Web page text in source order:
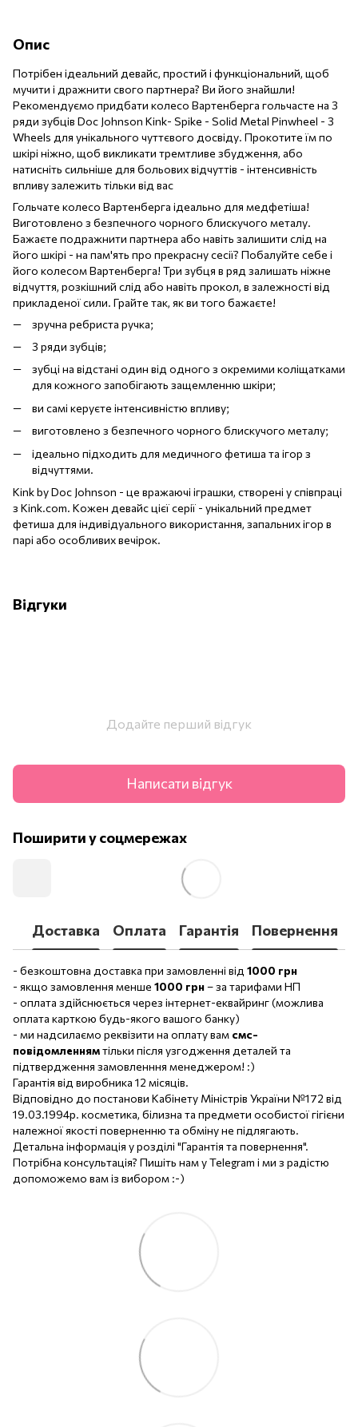
Опис
Потрібен ідеальний девайс, простий і функціональний, щоб
мучити і дражнити свого партнера? Ви його знайшли!
Рекомендуємо придбати колесо Вартенберга гольчасте на 3
ряди зубців Doc Johnson Kink- Spike - Solid Metal Pinwheel - 3
Wheels для унікального чуттєвого досвіду. Прокотите їм по
шкірі ніжно, щоб викликати тремтливе збудження, або
натисніть сильніше для больових відчуттів - інтенсивність
впливу залежить тільки від вас
Гольчате колесо Вартенберга ідеально для медфетіша!
Виготовлено з безпечного чорного блискучого металу.
Бажаєте подражнити партнера або навіть залишити слід на
його шкірі - на пам'ять про прекрасну сесії? Побалуйте себе і
його колесом Вартенберга! Три зубця в ряд залишать ніжне
відчуття, розкішний слід або навіть прокол, в залежності від
прикладеної сили. Грайте так, як ви того бажаєте!
зручна ребриста ручка;
3 ряди зубців;
зубці на відстані один від одного з окремими коліщатками
для кожного запобігають защемленню шкіри;
ви самі керуєте інтенсивністю впливу;
виготовлено з безпечного чорного блискучого металу;
ідеально підходить для медичного фетиша та ігор з
відчуттями.
Kink by Doc Johnson - це вражаючі іграшки, створені у співпраці
з Kink.com. Кожен девайс цієї серії - унікальний предмет
фетиша для індивідуального використання, запальних ігор в
парі або особливих вечірок.
Відгуки
Додайте перший відгук
Написати відгук
Поширити у соцмережах
Доставка Оплата Гарантія Повернення
- безкоштовна доставка при замовленні від 1000 грн
- якщо замовлення менше 1000 грн– за тарифами НП
- оплата здійснюється через інтернет-еквайринг (можлива
оплата карткою будь-якого вашого банку)
- ми надсилаємо реквізити на оплату вам смс-
повідомленнямтільки після узгодження деталей та
підтвердження замовленння менеджером! :)
Гарантія від виробника 12 місяців.
Відповідно до постанови Кабінету Міністрів України №172 від
19.03.1994р. косметика, білизна та предмети особистої гігієни
належної якості поверненню та обміну не підлягають.
Детальна інформація у розділі "Гарантія та повернення".
Потрібна консультація? Пишіть нам у Telegram і ми з радістю
допоможемо вам із вибором :-)